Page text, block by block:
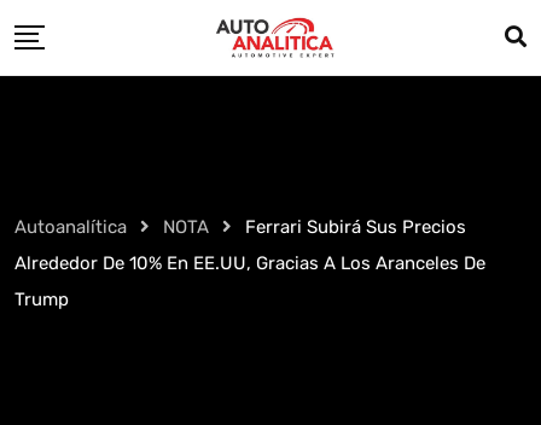
to
Autoanalítica NOTA
Ferrari Subirá Sus Precios
Alrededor De 10% En EE.UU, Gracias A Los Aranceles De
Trump